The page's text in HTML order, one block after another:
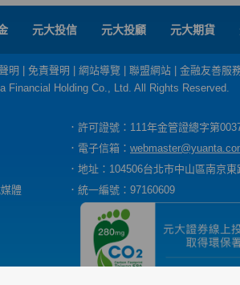
元大投信 元大投顧 元大期貨
明 免責聲明 網站導覽 聯盟網站
金融友善服
Financial Holding Co., Ltd. All Rights Reserved.
．許可證號：111年金管證總字第
．電子信箱：
．地址：104506台北市中山區南京
體
．統一編號：97160609